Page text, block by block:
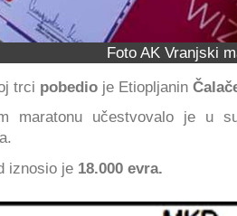
Foto AK Vranjski
trci pobedio je Etiopljanin
maratonu učestvovalo je u
iznosio je 18.000 evra.